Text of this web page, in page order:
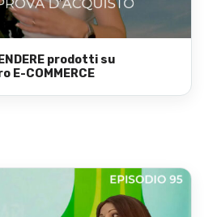
prodotti su
E-COMMERCE